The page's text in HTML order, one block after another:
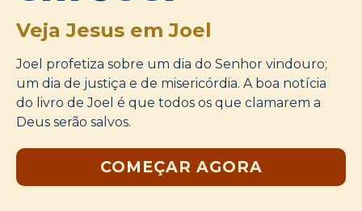
Veja Jesus em Joel
Joel profetiza sobre um dia do Senhor vindouro;
um dia de justiça e de misericórdia. A boa notícia
do livro de Joel é que todos os que clamarem a
Deus serão salvos.
COMEÇAR AGORA